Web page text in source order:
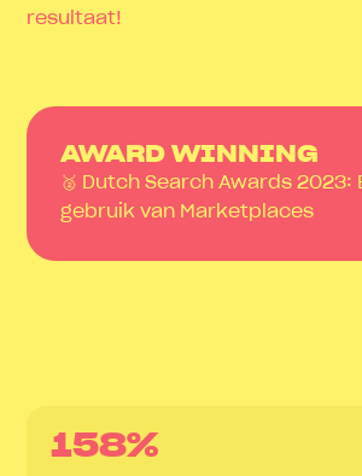
resultaat!
AWARD WINNING
🥈 Dutch Search Awards 2023:
gebruik van Marketplaces
158%